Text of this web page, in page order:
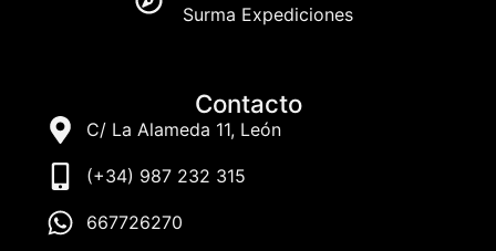
Surma Expediciones
Contacto
C/ La Alameda 11, León
(+34) 987 232 315
667726270